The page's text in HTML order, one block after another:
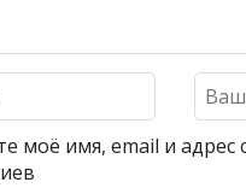
моё имя, email и